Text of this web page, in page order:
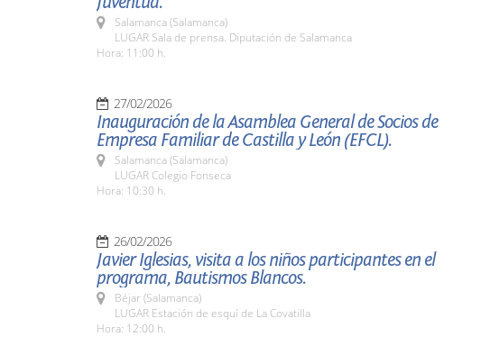
Salamanca (Salamanca)
LUGAR Sala de prensa. Diputación de Salamanca
Hora: 11:00 h.
27/02/2026
Inauguración de la Asamblea General de Socios de
Empresa Familiar de Castilla y León (EFCL).
Salamanca (Salamanca)
LUGAR Colegio Fonseca
Hora: 10:30 h.
26/02/2026
Javier Iglesias, visita a los niños participantes en el
programa, Bautismos Blancos.
Béjar (Salamanca)
LUGAR Estación de esquí de La Covatilla
Hora: 12:00 h.